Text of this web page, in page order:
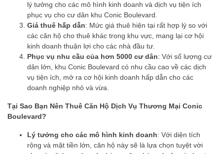
lý tưởng cho các mô hình kinh doanh và dịch vụ tiện ích
phục vụ cho cư dân khu Conic Boulevard.
Giá thuê hấp dẫn: Mức giá thuê hiện tại rất hợp lý so với
các căn hộ cho thuê khác trong khu vực, mang lại cơ hội
kinh doanh thuận lợi cho các nhà đầu tư.
Phục vụ nhu cầu của hơn 5000 cư dân: Với số lượng cư
dân lớn, khu Conic Boulevard có nhu cầu cao về các dịch
vụ tiện ích, mở ra cơ hội kinh doanh hấp dẫn cho các
doanh nghiệp nhỏ và vừa.
Tại Sao Bạn Nên Thuê Căn Hộ Dịch Vụ Thương Mại Conic
Boulevard?
Lý tưởng cho các mô hình kinh doanh: Với diện tích
rộng và mặt tiền lớn, căn hộ này sẽ là lựa chọn tuyệt vời